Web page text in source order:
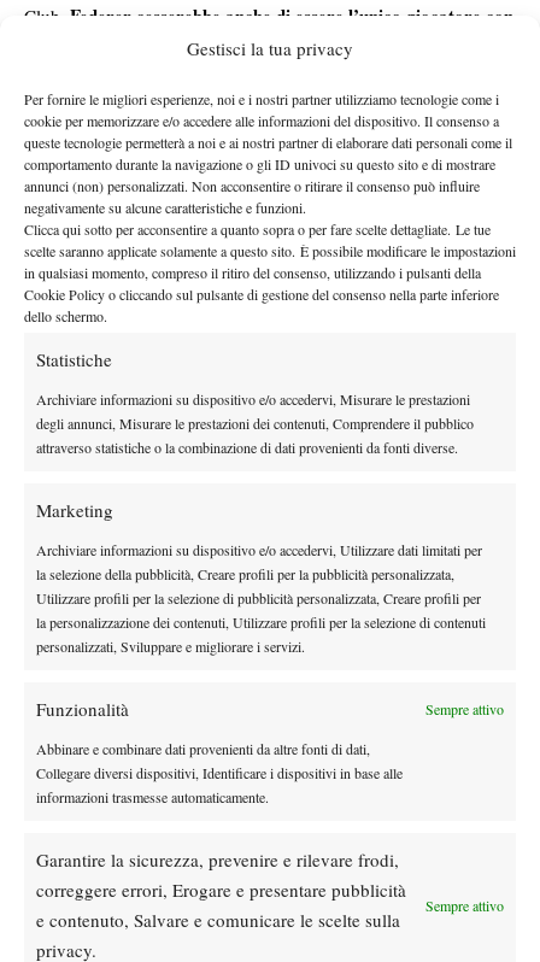
Gestisci la tua privacy
Per fornire le migliori esperienze, noi e i nostri partner utilizziamo tecnologie come i
cookie per memorizzare e/o accedere alle informazioni del dispositivo. Il consenso a
queste tecnologie permetterà a noi e ai nostri partner di elaborare dati personali come il
comportamento durante la navigazione o gli ID univoci su questo sito e di mostrare
annunci (non) personalizzati. Non acconsentire o ritirare il consenso può influire
negativamente su alcune caratteristiche e funzioni.
Clicca qui sotto per acconsentire a quanto sopra o per fare scelte dettagliate. Le tue
scelte saranno applicate solamente a questo sito. È possibile modificare le impostazioni
in qualsiasi momento, compreso il ritiro del consenso, utilizzando i pulsanti della
Cookie Policy o cliccando sul pulsante di gestione del consenso nella parte inferiore
dello schermo.
Statistiche
Archiviare informazioni su dispositivo e/o accedervi, Misurare le prestazioni
degli annunci, Misurare le prestazioni dei contenuti, Comprendere il pubblico
attraverso statistiche o la combinazione di dati provenienti da fonti diverse.
Marketing
Archiviare informazioni su dispositivo e/o accedervi, Utilizzare dati limitati per
la selezione della pubblicità, Creare profili per la pubblicità personalizzata,
Utilizzare profili per la selezione di pubblicità personalizzata, Creare profili per
la personalizzazione dei contenuti, Utilizzare profili per la selezione di contenuti
personalizzati, Sviluppare e migliorare i servizi.
Funzionalità Sempre attivo
Abbinare e combinare dati provenienti da altre fonti di dati,
Collegare diversi dispositivi, Identificare i dispositivi in base alle
informazioni trasmesse automaticamente.
Garantire la sicurezza, prevenire e rilevare frodi,
correggere errori, Erogare e presentare pubblicità
e contenuto, Salvare e comunicare le scelte sulla
privacy.
Sempre attivo
Club, Federer cesserebbe anche di essere l’unico giocatore con
8 trofei di Wimbledon.
che proprioDjokovic detiene anche il numero di maggior
partite in assoluto giocate in uno Slam, pari a, indovinate un
po’, 121, ottenuto al Roland Garros. Insomma, l’ultimo dei Big
3 non ha ancora finito di stabilire primati e, mentre gli altri due
big sono fuori da un pezzo, lui continua a giocare, con la stessa
fame di quanto era un ragazzino. Ormai sono finite le parole per
descrivere l’immensità di questo giocatore.
La Top 5 dei maggiori match giocati a livello Slam:
Federer, 119 (Wimbledon)
Federer, 117 (Australian Open)
DI TENDENZA
Masters 1000 Montreal 2026: Darderi
Atp News
out per Shang contro Darderi
News Wta